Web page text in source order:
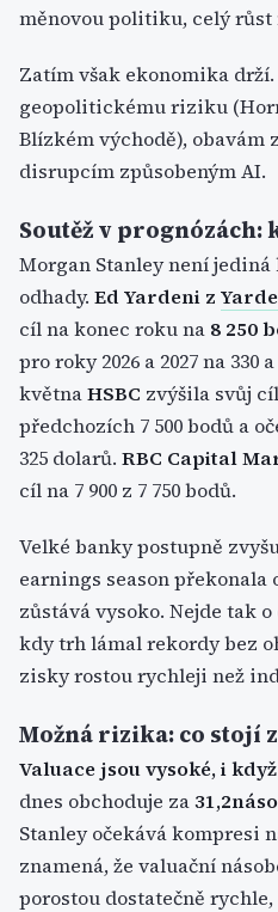
měnovou politiku, celý růst
Zatím však ekonomika
geopolitickému riziku
Blízkém východě), obavám
disrupcím způsobeným AI.
Soutěž v prognózách:
Morgan Stanley není
odhady. Ed Yardeni z
cíl na konec roku na 8 250
pro roky 2026 a 2027 na 330
květnaHSBC zvýšila svůj
předchozích 7 500 bodů a
325 dolarů. RBC Capital
cíl na 7 900 z 7 750 bodů.
Velké banky postupně
earnings season
zůstává vysoko. Nejde tak
kdy trh lámal rekordy bez
zisky rostou rychleji než
Možná rizika: co stojí
Valuace jsou vysoké, i
dnes obchoduje za
Stanley očekává kompresi
znamená, že valuační
porostou dostatečně